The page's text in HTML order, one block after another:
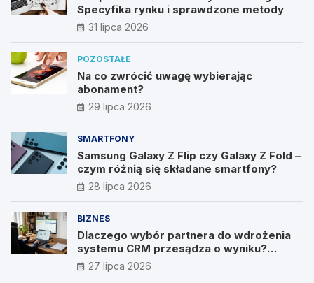
Specyfika rynku i sprawdzone metody
31 lipca 2026
POZOSTAŁE
Na co zwrócić uwagę wybierając
abonament?
29 lipca 2026
SMARTFONY
Samsung Galaxy Z Flip czy Galaxy Z Fold –
czym różnią się składane smartfony?
28 lipca 2026
BIZNES
Dlaczego wybór partnera do wdrożenia
systemu CRM przesądza o wyniku?
Wywiad z Pawłem Prymakowskim, CEO IT
Vision
27 lipca 2026